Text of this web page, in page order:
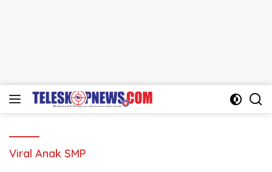
Langsung
Viral Anak SMP